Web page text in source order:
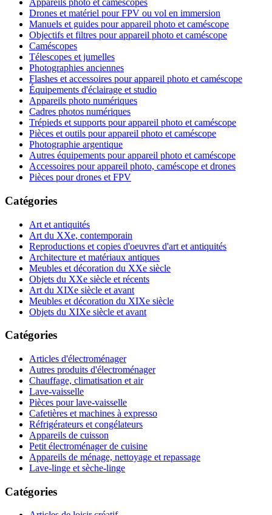
Appareils photo et caméscopes
Drones et matériel pour FPV ou vol en immersion
Manuels et guides pour appareil photo et caméscope
Objectifs et filtres pour appareil photo et caméscope
Caméscopes
Télescopes et jumelles
Photographies anciennes
Flashes et accessoires pour appareil photo et caméscope
Équipements d'éclairage et studio
Appareils photo numériques
Cadres photos numériques
Trépieds et supports pour appareil photo et caméscope
Pièces et outils pour appareil photo et caméscope
Photographie argentique
Autres équipements pour appareil photo et caméscope
Accessoires pour appareil photo, caméscope et drones
Pièces pour drones et FPV
Catégories
Art et antiquités
Art du XXe, contemporain
Reproductions et copies d'oeuvres d'art et antiquités
Architecture et matériaux antiques
Meubles et décoration du XXe siècle
Objets du XXe siècle et récents
Art du XIXe siècle et avant
Meubles et décoration du XIXe siècle
Objets du XIXe siècle et avant
Catégories
Articles d'électroménager
Autres produits d'électroménager
Chauffage, climatisation et air
Lave-vaisselle
Pièces pour lave-vaisselle
Cafetières et machines à expresso
Réfrigérateurs et congélateurs
Appareils de cuisson
Petit électroménager de cuisine
Appareils de ménage, nettoyage et repassage
Lave-linge et sèche-linge
Catégories